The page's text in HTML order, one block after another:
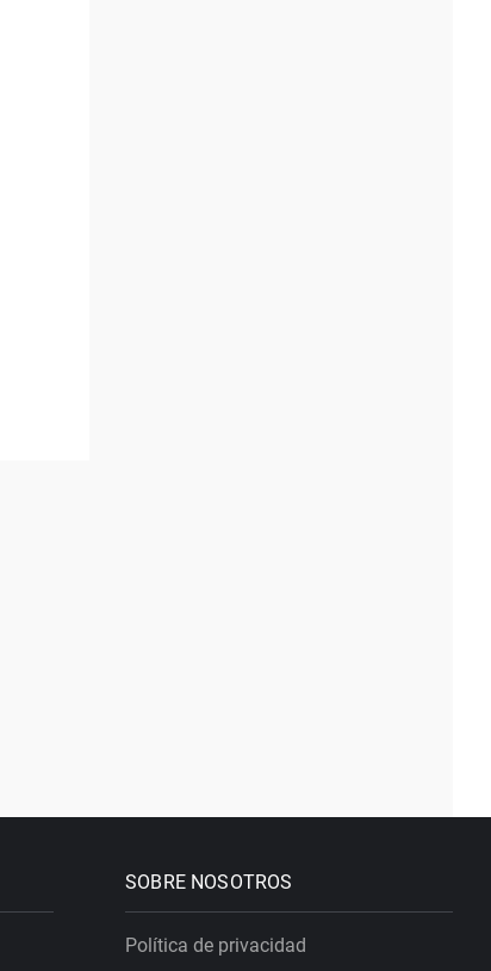
SOBRE NOSOTROS
Política de privacidad